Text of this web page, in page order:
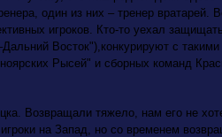
один из них – тренер вратарей.
игроков. Кто-то уехал
Восток"),конкурируют с
Рысей" и сборных команд
Возвращали тяжело, нам его не
на Запад, но со временем